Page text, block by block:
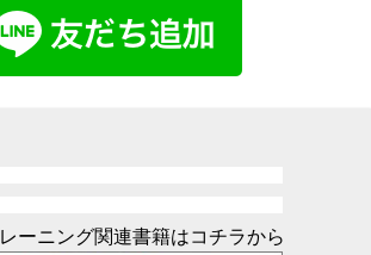
ーニング関連書籍はコチラから